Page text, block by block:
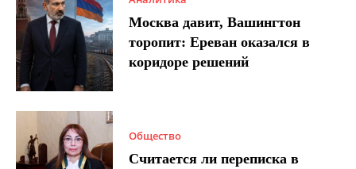
Москва давит, Вашингтон
торопит: Ереван оказался в
коридоре решений
Общество
Считается ли переписка в